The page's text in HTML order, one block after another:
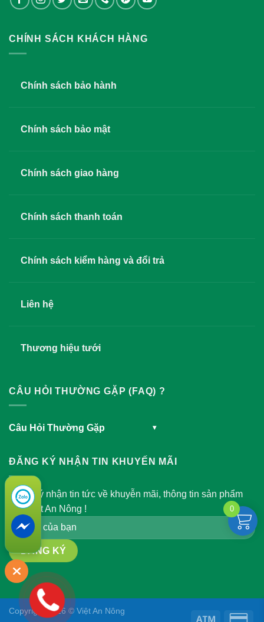
CHÍNH SÁCH KHÁCH HÀNG
Chính sách bảo hành
Chính sách bảo mật
Chính sách giao hàng
Chính sách thanh toán
Chính sách kiểm hàng và đổi trả
Liên hệ
Thương hiệu tưới
CÂU HỎI THƯỜNG GẶP (FAQ) ?
Câu Hỏi Thường Gặp ▾
ĐĂNG KÝ NHẬN TIN KHUYẾN MÃI
Đăng ký nhận tin tức về khuyễn mãi, thông tin sản phẩm
của Việt An Nông !
Copyright 2026 © Việt An Nông
0